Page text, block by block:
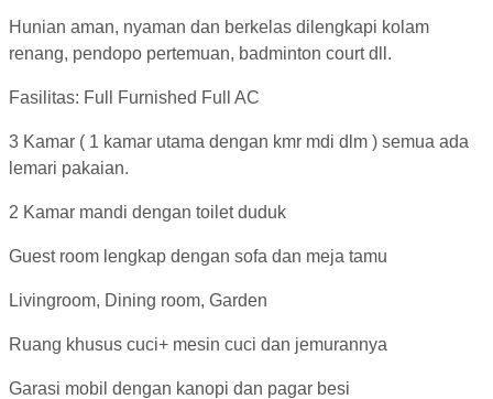
Hunian aman, nyaman dan berkelas dilengkapi kolam
renang, pendopo pertemuan, badminton court dll.
Fasilitas: Full Furnished Full AC
3 Kamar ( 1 kamar utama dengan kmr mdi dlm ) semua ada
lemari pakaian.
2 Kamar mandi dengan toilet duduk
Guest room lengkap dengan sofa dan meja tamu
Livingroom, Dining room, Garden
Ruang khusus cuci+ mesin cuci dan jemurannya
Garasi mobil dengan kanopi dan pagar besi